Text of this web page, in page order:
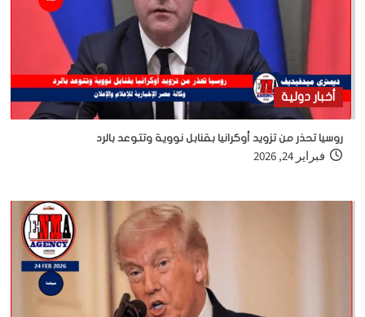
أخبار دولية
روسيا تحذر من تزويد أوكرانيا بقنابل نووية وتتوعد بالرد
فبراير 24, 2026